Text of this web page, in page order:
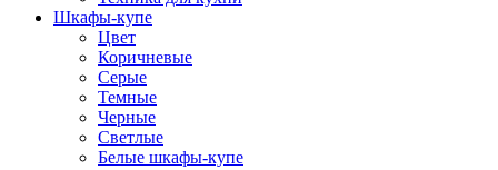
Шкафы-купе
Цвет
Коричневые
Серые
Темные
Черные
Светлые
Белые шкафы-купе